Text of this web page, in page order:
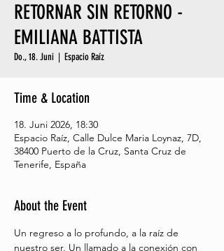
RETORNAR SIN RETORNO -
EMILIANA BATTISTA
Do., 18. Juni
  |
Espacio Raíz
Time & Location
18. Juni 2026, 18:30
Espacio Raíz, Calle Dulce Maria Loynaz, 7D,
38400 Puerto de la Cruz, Santa Cruz de
Tenerife, España
About the Event
Un regreso a lo profundo, a la raíz de
nuestro ser. Un llamado a la conexión con